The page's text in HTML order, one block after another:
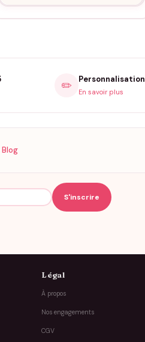
✏️ Personnalisation
En savoir plus
Blog
Légal
À propos
Nos engagements
CGV